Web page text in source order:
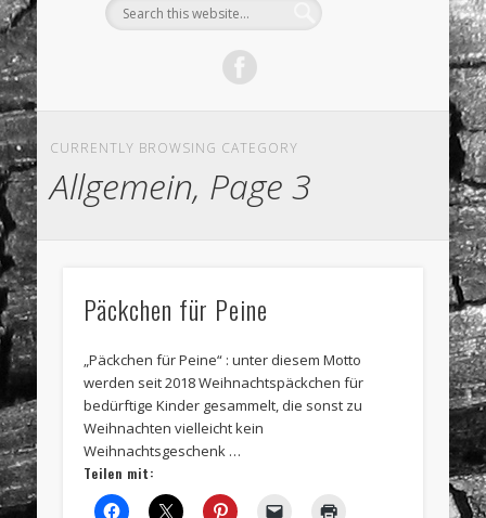
CURRENTLY BROWSING CATEGORY
Allgemein, Page 3
Päckchen für Peine
„Päckchen für Peine“ : unter diesem Motto
werden seit 2018 Weihnachtspäckchen für
bedürftige Kinder gesammelt, die sonst zu
Weihnachten vielleicht kein
Weihnachtsgeschenk …
Teilen mit: